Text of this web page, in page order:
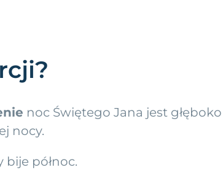
noc Świętego Jana jest
nocy.
północ.